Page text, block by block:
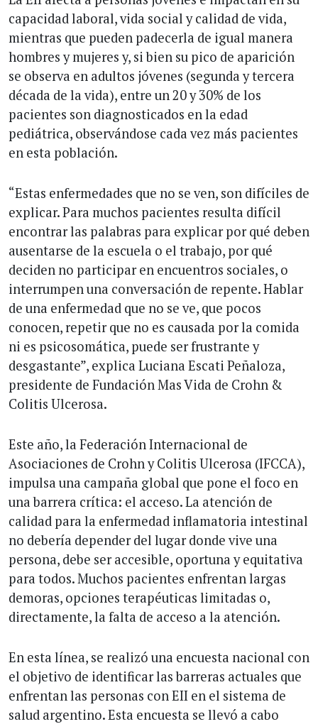
capacidad laboral, vida social y calidad de vida,
mientras que pueden padecerla de igual manera
hombres y mujeres y, si bien su pico de aparición
se observa en adultos jóvenes (segunda y tercera
década de la vida), entre un 20 y 30% de los
pacientes son diagnosticados en la edad
pediátrica, observándose cada vez más pacientes
en esta población.
“Estas enfermedades que no se ven, son difíciles de
explicar. Para muchos pacientes resulta difícil
encontrar las palabras para explicar por qué deben
ausentarse de la escuela o el trabajo, por qué
deciden no participar en encuentros sociales, o
interrumpen una conversación de repente. Hablar
de una enfermedad que no se ve, que pocos
conocen, repetir que no es causada por la comida
ni es psicosomática, puede ser frustrante y
desgastante”, explica Luciana Escati Peñaloza,
presidente de Fundación Mas Vida de Crohn &
Colitis Ulcerosa.
Este año, la Federación Internacional de
Asociaciones de Crohn y Colitis Ulcerosa (IFCCA),
impulsa una campaña global que pone el foco en
una barrera crítica: el acceso. La atención de
calidad para la enfermedad inflamatoria intestinal
no debería depender del lugar donde vive una
persona, debe ser accesible, oportuna y equitativa
para todos. Muchos pacientes enfrentan largas
demoras, opciones terapéuticas limitadas o,
directamente, la falta de acceso a la atención.
En esta línea, se realizó una encuesta nacional con
el objetivo de identificar las barreras actuales que
enfrentan las personas con EII en el sistema de
salud argentino. Esta encuesta se llevó a cabo